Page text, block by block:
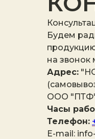
Будем
на звонок
Адрес:
ООО "ПТФ"
Часы
Телефон:
E-mail: